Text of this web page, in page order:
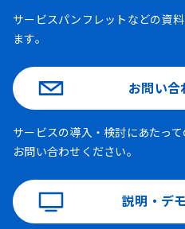
サービスパンフレットなどの資
ます。
お問い合
サービスの導入・検討にあたっ
お問い合わせください。
説明・デ